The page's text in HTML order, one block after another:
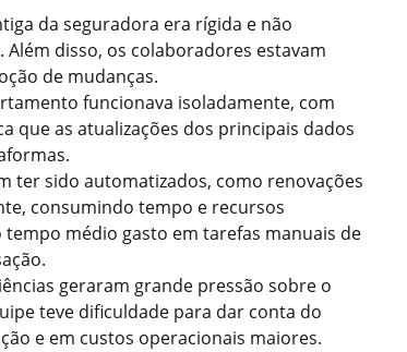
da seguradora era rígida e não
disso, os colaboradores estavam
de mudanças.
funcionava isoladamente, com
que as atualizações dos principais dados
ter sido automatizados, como renovações
consumindo tempo e recursos
médio gasto em tarefas manuais de
geraram grande pressão sobre o
teve dificuldade para dar conta do
e em custos operacionais maiores.